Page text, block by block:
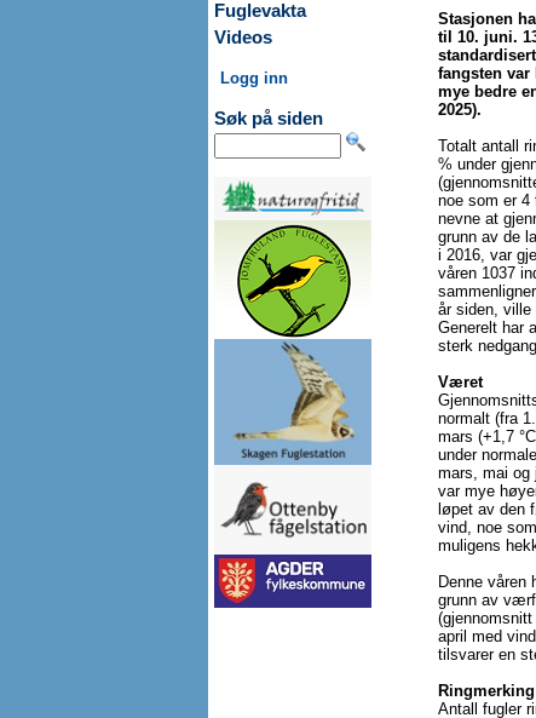
Fuglevakta
Videos
Logg inn
Søk på siden
Stasjonen
til 10. juni.
fangsten
mye bedre
2025).
Totalt antall
% under
noe som er 4
nevne at
grunn av de
i 2016, var
våren 1037
år siden,
Generelt har
sterk
Været
normalt (fra
mars (+1,7
under
mars, mai og
var mye
løpet av den
vind, noe
muligens
Denne våren
grunn av
april med
tilsvarer en
Ringmerking
Antall fugler